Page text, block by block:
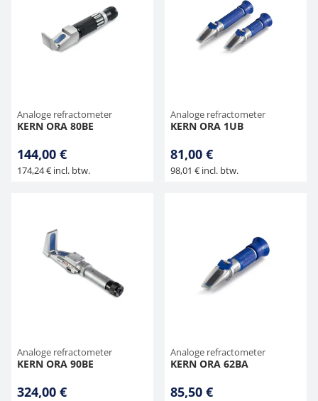
Analoge refractometer
KERN ORA 80BE
144,00 €
174,24 € incl. btw.
Analoge refractometer
KERN ORA 1UB
81,00 €
98,01 € incl. btw.
Analoge refractometer
KERN ORA 90BE
324,00 €
Analoge refractometer
KERN ORA 62BA
85,50 €